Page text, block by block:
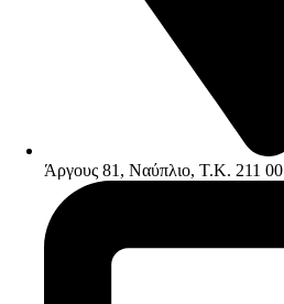
Άργους 81, Ναύπλιο, Τ.Κ. 211 00